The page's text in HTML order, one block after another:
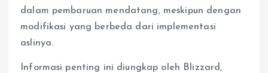
dalam pembaruan mendatang, meskipun dengan
modifikasi yang berbeda dari implementasi
aslinya.
Informasi penting ini diungkap oleh Blizzard,